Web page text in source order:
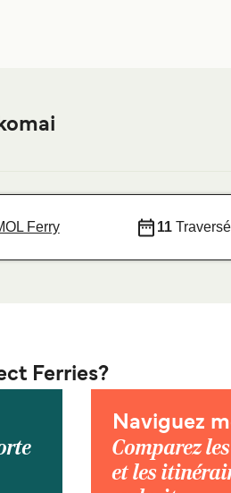
Ferry 11
Ferries?
Naviguez
Comparez
et les